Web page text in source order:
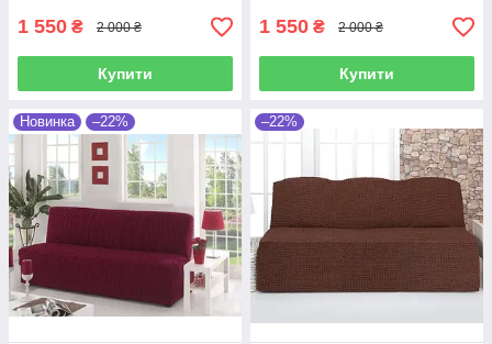
1 550 ₴ 2 000 ₴
Купити
1 550 ₴ 2 000 ₴
Купити
Новинка –22% –22%